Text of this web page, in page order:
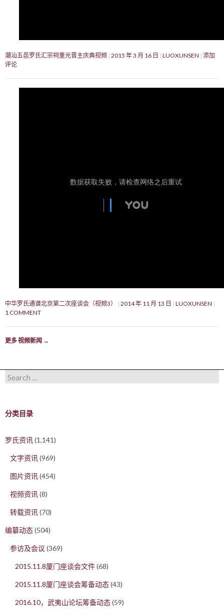
潮汕五邑罗氏汇宗祠重光晋主庆典视频 2015 年 3 月 16 日 LUOXUNSEN 添加
评论
中华罗氏通谱北京第二次座谈会（视频3） 2014 年 11 月 13 日
LUOXUNSEN
1 COMMENT
更多 视频新闻 →
Search for:
分类目录
罗氏资讯(1,141)
文字资讯(969)
图片资讯(454)
视频资讯(8)
转载资讯(70)
编纂动态(504)
参访及会议 (369)
2015.11.8厦门座谈会文件(68)
2015.11.8厦门座谈会筹备动态(43)
2016.10，武夷山论坛筹备动态(59)